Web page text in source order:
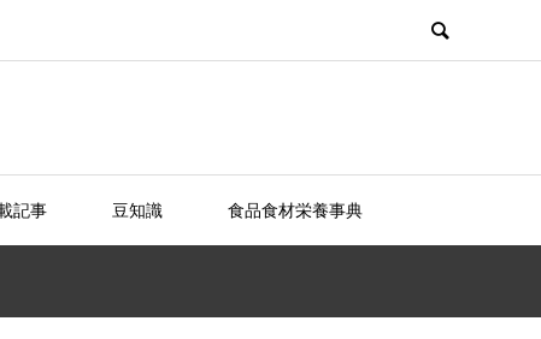
記事 豆知識 食品食材栄養事典